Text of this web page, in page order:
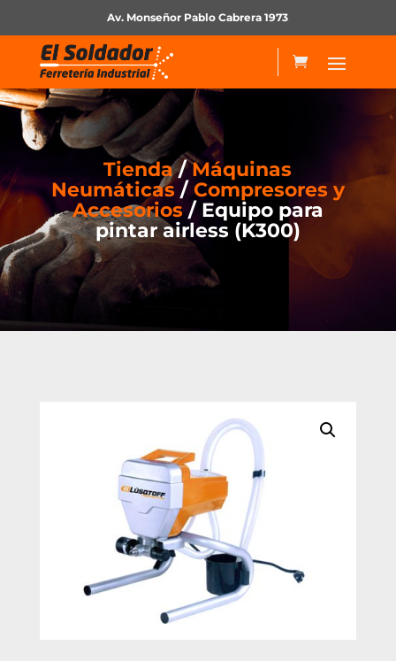
Av. Monseñor Pablo Cabrera 1973
Tienda/Máquinas
Neumáticas/Compresores y
Accesorios/ Equipo para
pintar airless (K300)